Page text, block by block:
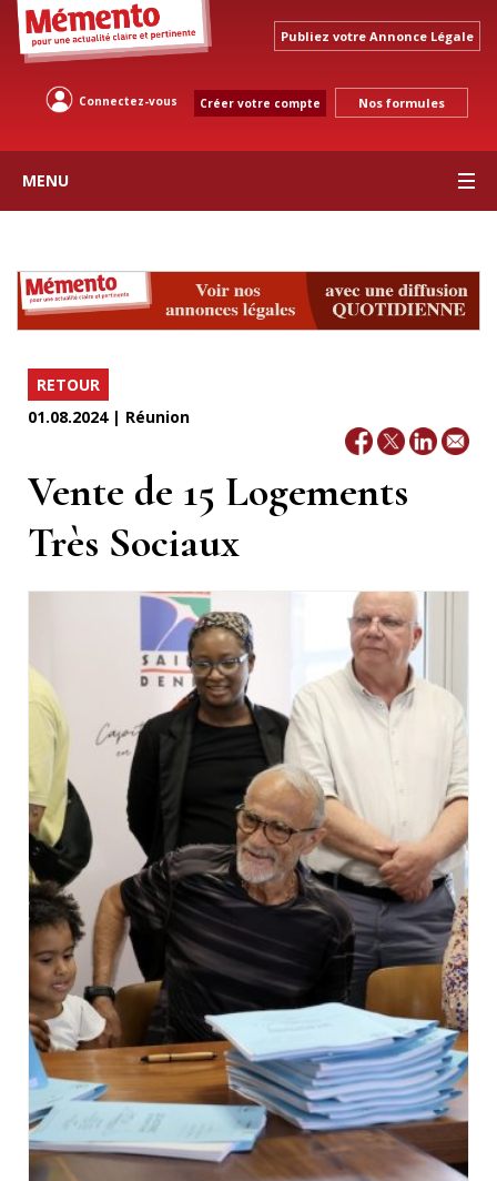
Publiez votre Annonce Légale
Connectez-vous Créer votre compte Nos formules
MENU
RETOUR
01.08.2024 | Réunion
Vente de 15 Logements
Très Sociaux